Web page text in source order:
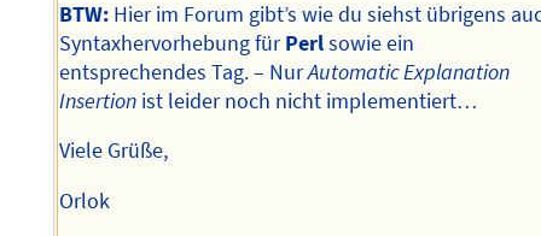
BTW: Hier im Forum gibt’s wie du siehst übrigens
Syntaxhervorhebung fürPerlsowie ein
entsprechendes Tag. – NurAutomatic Explanation
Insertion ist leider noch nicht implementiert…
Viele Grüße,
Orlok